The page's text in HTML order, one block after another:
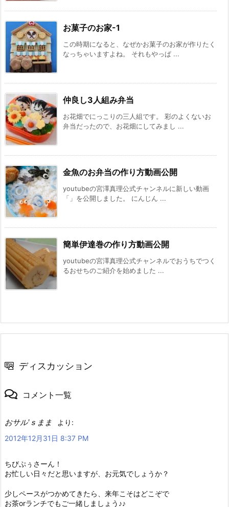
お菓子のお家-1
この時期になると、なぜかお菓子のお家が作りたく
なっちゃいますよね。 それもやっぱ ...
仲良し3人組み弁当
お花畑でにっこりの三人組です。 彩のよくないお
弁当だったので、お花畑にしてみまし ...
金魚のお弁当の作り方動画公開
youtubeの宮澤真理公式チャンネルに新しい動画
「」を公開しました。 にんじん ...
簡単伊達巻の作り方動画公開
youtubeの宮澤真理公式チャンネルでおうちでつく
るおせちのご紹介を始めました ...
ディスカッション
コメント一覧
おサル’ｓまま
より:
2012年12月31日 8:37 PM
ちびぷぅさーん！
お忙しい日々だと思いますが、お元気でしょうか？
少しペースがつかめてきたら、来年こそはどこぞで
お茶orランチでもご一緒しましょう♪♪